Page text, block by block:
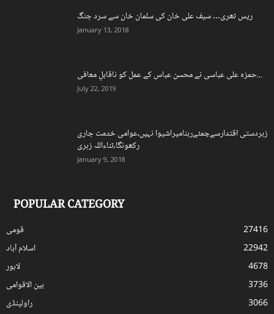
ریس تھری… سیف علی خان کی سلمان خان سے سرد جنگ
January 13, 2018
حمزہ علی عباسی نے محسن عباس کے عمل کو ناقابلِ معافی...
July 22, 2019
زبردستی اقتدارسےچمٹےرہنامیراشیوا نہیں،عوامی خدمت جاری
رکھونگا،ثناءاللہ زہری
January 9, 2018
POPULAR CATEGORY
قومی
27416
اسلام آباد
22942
لاہور
4678
بین الاقوامی
3736
راولپنڈی
3066